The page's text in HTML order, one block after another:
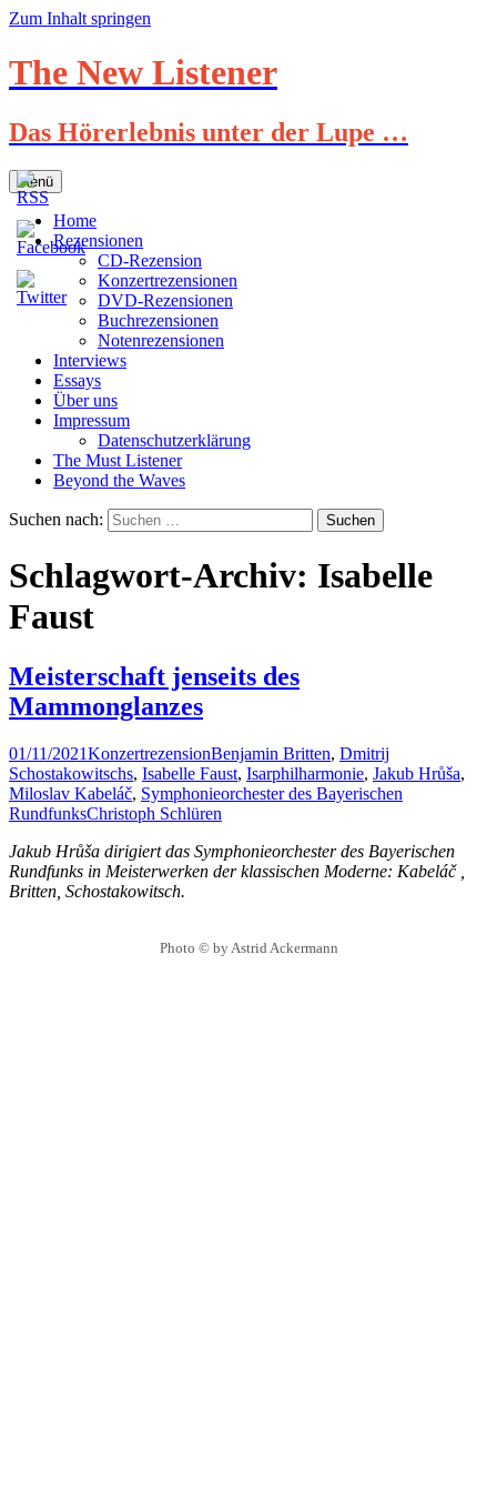
Zum Inhalt springen
The New Listener
Das Hörerlebnis unter der Lupe …
Menü
Home
Rezensionen
CD-Rezension
Konzertrezensionen
DVD-Rezensionen
Buchrezensionen
Notenrezensionen
Interviews
Essays
Über uns
Impressum
Datenschutzerklärung
The Must Listener
Beyond the Waves
Suchen nach:
Schlagwort-Archiv: Isabelle
Faust
Meisterschaft jenseits des
Mammonglanzes
01/11/2021KonzertrezensionBenjamin Britten, Dmitrij
Schostakowitschs, Isabelle Faust, Isarphilharmonie, Jakub Hrůša,
Miloslav Kabeláč, Symphonieorchester des Bayerischen
RundfunksChristoph Schlüren
Jakub Hrůša dirigiert das Symphonieorchester des Bayerischen
Rundfunks in Meisterwerken der klassischen Moderne: Kabeláč ,
Britten, Schostakowitsch.
Photo © by Astrid Ackermann